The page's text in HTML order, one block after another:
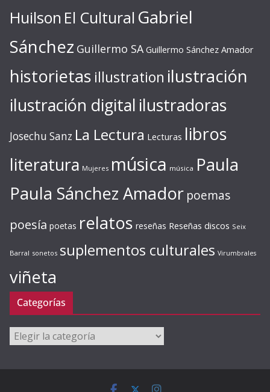
Huilson El Cultural Gabriel
Sánchez Guillermo SA Guillermo Sánchez Amador
historietas illustration ilustración
ilustración digital ilustradoras
Josechu Sanz La Lectura Lecturas libros
literatura Mujeres música música Paula
Paula Sánchez Amador poemas
poesía poetas relatos reseñas Reseñas discos Seix
Barral sonetos suplementos culturales Virumbrales
viñeta
Categorías
Categorías